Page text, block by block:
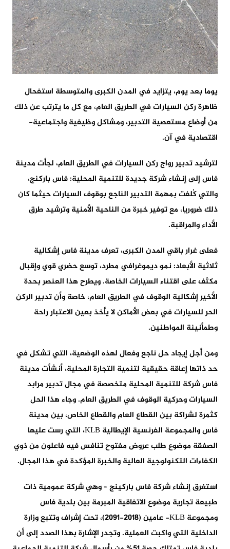
يوما بعد يوم، يتزايد في المدن الكبرى والمتوسطة استفحال
ظاهرة ركن السيارات في الطريق العام، مع كل ما يترتب عن ذلك
من أوضاع مستعصية التدبير، ومشاكل وظيفية واجتماعية-
اقتصادية في آن.
لترشيد تدبير رواج ركن السيارات في الطريق العام، لجأت مدينة
فاس إلى إنشاء شركة جديدة للتنمية المحلية: فاس باركنج،
والتي كُلفت بمهمة التدبير الناجع بوقوف السيارات حيثما كان
ذلك ضروريا، مع توفير خبرة من الناحية الأمنية وترشيد طرق
الأداء والمراقبة.
فعلى غرار باقي المدن الكبرى، تعرف مدينة فاس إشكالية
ثلاثية الأبعاد: نمو ديموغرافي مطرد، توسع حضري قوي وإقبال
مكثف على اقتناء السيارات الخاصة. ويطرح هذا العنصر بحدة
الأخير إشكالية الوقوف في الطريق العام، خاصة وأن تدبير الركن
الحر للسيارات في بعض الأماكن لا يأخذ بعين الاعتبار راحة
وطمأنينة المواطنين.
ومن أجل إيجاد حل ناجع وفعال لهذه الوضعية، التي تشكل في
حد ذاتها إعاقة حقيقية لتنمية التجارة المحلية، أنشأت مدينة
فاس شركة للتنمية المحلية متخصصة في مجال تدبير مرابد
السيارات وحركية الوقوف في الطريق العام. وجاء هذا الحل
كثمرة لشراكة بين القطاع العام والقطاع الخاص، بين مدينة
فاس والمجموعة الفرنسية الإيطالية KLB، التي رست عليها
الصفقة موضوع طلب عروض مفتوح تنافس فيه فاعلون من ذوي
الكفاءات التكنولوجية العالية والخبرة المؤكدة في هذا المجال.
استغرق إنشاء شركة فاس باركينج – وهي شركة عمومية ذات
طبيعة تجارية موضوع الاتفاقية المبرمة بين بلدية فاس
ومجموعة KLB- عامين (2018-2091)، تحت إشراف وتتبع وزارة
الداخلية التي واكبت العملية. وتجدر الإشارة بهذا الصدد إلى أن